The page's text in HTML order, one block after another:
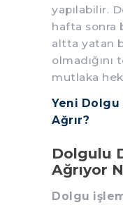
yapılabilir.
hafta sonra
altta yatan
mutlaka
Yeni Dolgu
Ağrır?
Dolgulu
Ağrıyor
Dolgu